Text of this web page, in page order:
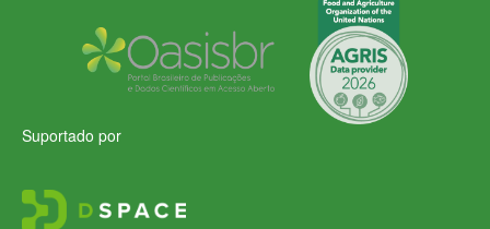
Suportado por